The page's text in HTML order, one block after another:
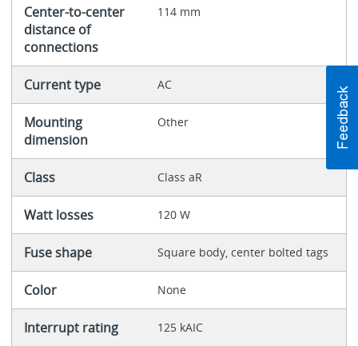
Center-to-center
distance of
connections
114 mm
Current type AC
Mounting
dimension
Other
Class Class aR
Watt losses 120 W
Fuse shape Square body, center bolted tags
Color None
Interrupt rating 125 kAIC